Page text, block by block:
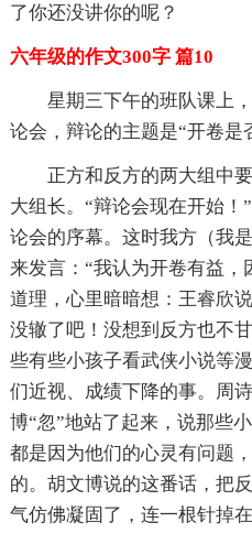
了你还没讲你的呢？
六年级的作文300字 篇10
星期三下午的班队课上
论会，辩论的主题是“开卷是
正方和反方的两大组中
大组长。“辩论会现在开始
论会的序幕。这时我方（我
来发言：“我认为开卷有益，
道理，心里暗暗想：王睿欣
没辙了吧！没想到反方也不
些有些小孩子看武侠小说等
们近视、成绩下降的事。周
博“忽”地站了起来，说那些
都是因为他们的心灵有问题
的。胡文博说的这番话，把
气仿佛凝固了，连一根针掉